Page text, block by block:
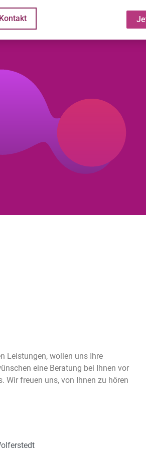
Kontakt
Leistungen, wollen uns Ihre
eine Beratung bei Ihnen vor
Wir freuen uns, von Ihnen zu hören